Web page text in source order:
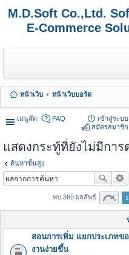
M.D.Soft Co.,Ltd.
E-Commerce
หน้าเว็บ
หน้าเว็บบอร์ด
เมนูลัด
FAQ
เข้าสู่ระบบ
สมัครสมาชิก
แสดงกระทู้ที่ยังไม่มีการ
ค้นหาขั้นสูง
พบ 360 ผลลัพธ์ 1
สอนการเพิ่ม แยกประเภทข
งานง่ายขึ้น